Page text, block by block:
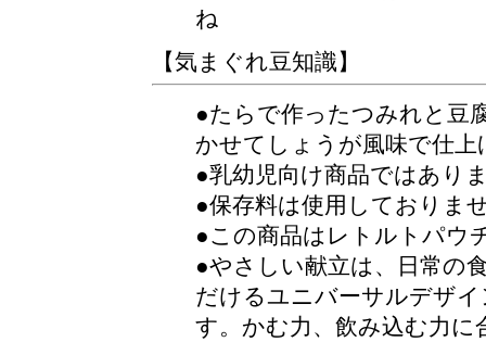
ね
【気まぐれ豆知識】
●たらで作ったつみれと豆
かせてしょうが風味で仕
●乳幼児向け商品ではあり
●保存料は使用しておりま
●この商品はレトルトパウ
●やさしい献立は、日常の
だけるユニバーサルデザ
す。かむ力、飲み込む力